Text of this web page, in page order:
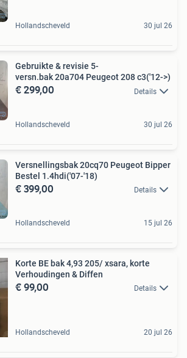
Hollandscheveld 30 jul 26
Gebruikte & revisie 5-
versn.bak 20a704 Peugeot 208 c3('12->)
€ 299,00 Details
Hollandscheveld 30 jul 26
Versnellingsbak 20cq70 Peugeot Bipper
Bestel 1.4hdi('07-'18)
€ 399,00 Details
Hollandscheveld 15 jul 26
Korte BE bak 4,93 205/ xsara, korte
Verhoudingen & Diffen
€ 99,00 Details
Hollandscheveld 20 jul 26